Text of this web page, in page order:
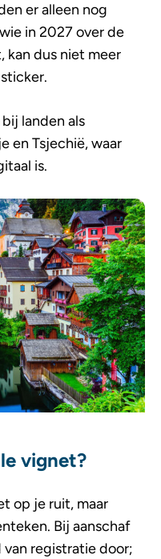
er alleen nog
in 2027 over de
kan dus niet meer
landen als
en Tsjechië, waar
is.
vignet?
op je ruit, maar
Bij aanschaf
registratie door;